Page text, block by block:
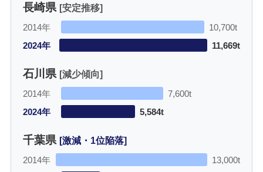
長崎県 [安定推移]
2014年
10,700t
2024年
11,669t
石川県 [減少傾向]
2014年
7,600t
2024年
5,584t
千葉県 [激減・1位陥落]
2014年
13,000t